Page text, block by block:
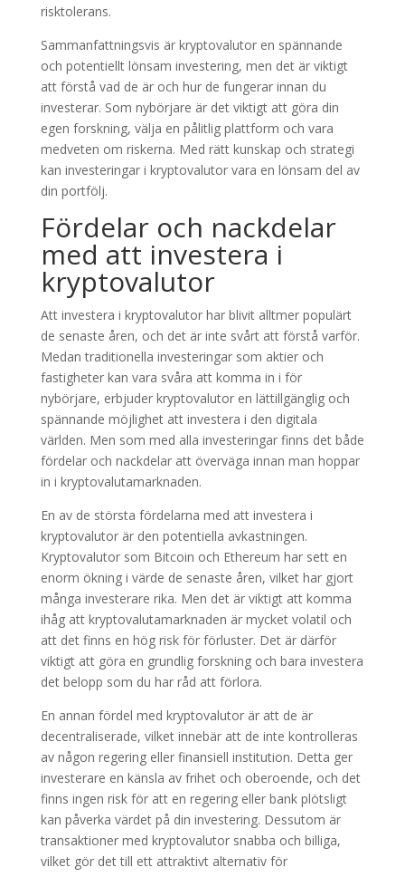
risktolerans.
Sammanfattningsvis är kryptovalutor en spännande
och potentiellt lönsam investering, men det är viktigt
att förstå vad de är och hur de fungerar innan du
investerar. Som nybörjare är det viktigt att göra din
egen forskning, välja en pålitlig plattform och vara
medveten om riskerna. Med rätt kunskap och strategi
kan investeringar i kryptovalutor vara en lönsam del av
din portfölj.
Fördelar och nackdelar
med att investera i
kryptovalutor
Att investera i kryptovalutor har blivit alltmer populärt
de senaste åren, och det är inte svårt att förstå varför.
Medan traditionella investeringar som aktier och
fastigheter kan vara svåra att komma in i för
nybörjare, erbjuder kryptovalutor en lättillgänglig och
spännande möjlighet att investera i den digitala
världen. Men som med alla investeringar finns det både
fördelar och nackdelar att överväga innan man hoppar
in i kryptovalutamarknaden.
En av de största fördelarna med att investera i
kryptovalutor är den potentiella avkastningen.
Kryptovalutor som Bitcoin och Ethereum har sett en
enorm ökning i värde de senaste åren, vilket har gjort
många investerare rika. Men det är viktigt att komma
ihåg att kryptovalutamarknaden är mycket volatil och
att det finns en hög risk för förluster. Det är därför
viktigt att göra en grundlig forskning och bara investera
det belopp som du har råd att förlora.
En annan fördel med kryptovalutor är att de är
decentraliserade, vilket innebär att de inte kontrolleras
av någon regering eller finansiell institution. Detta ger
investerare en känsla av frihet och oberoende, och det
finns ingen risk för att en regering eller bank plötsligt
kan påverka värdet på din investering. Dessutom är
transaktioner med kryptovalutor snabba och billiga,
vilket gör det till ett attraktivt alternativ för